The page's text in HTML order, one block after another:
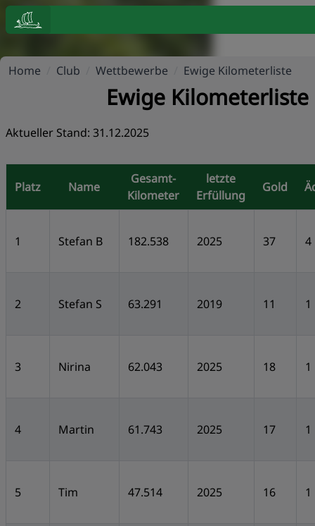
Home Club Wettbewerbe Ewige Kilometerliste
Ewige Kilometerliste
Aktueller Stand: 31.12.2025
Platz Name
Gesamt-
Kilometer
letzte
Erfüllung
Gold
1 Stefan B 182.538 2025 37 4
2 Stefan S 63.291 2019 11 1
3 Nirina 62.043 2025 18 1
4 Martin 61.743 2025 17 1
5 Tim 47.514 2025 16 1